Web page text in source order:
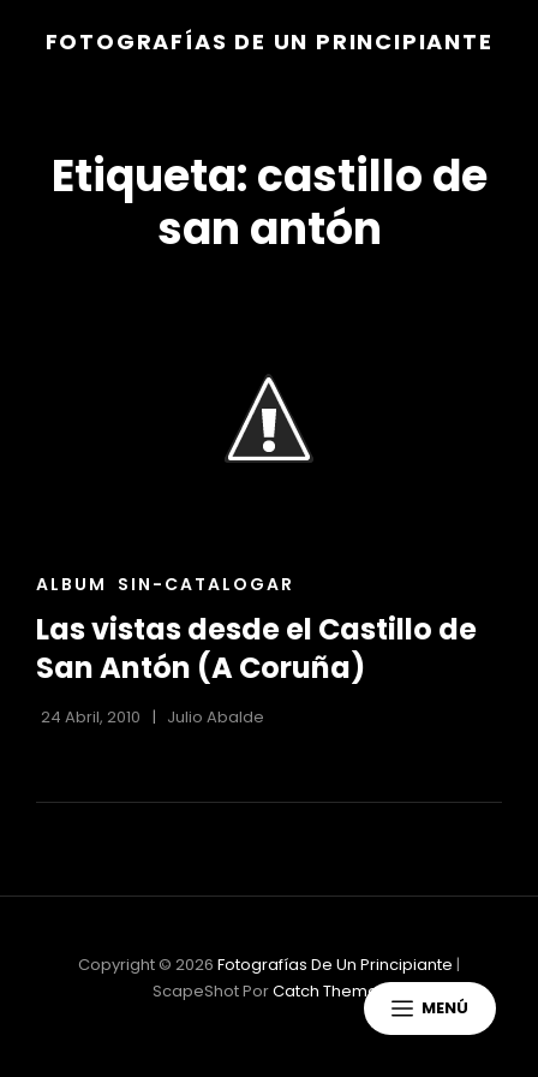
FOTOGRAFÍAS DE UN PRINCIPIANTE
MENÚ
Etiqueta:castillo de
san antón
ENLACES
LAS
CATEGORÍAS
ALBUM SIN-CATALOGAR
Las vistas desde el Castillo de
San Antón (A Coruña)
24 Abril, 2010 Julio Abalde
Copyright © 2026 Fotografías De Un Principiante |
ScapeShot PorCatch Themes